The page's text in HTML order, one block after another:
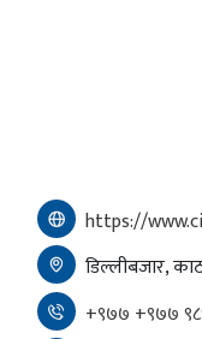
https://
डिल्लीबजार,
+९७७ +९७७